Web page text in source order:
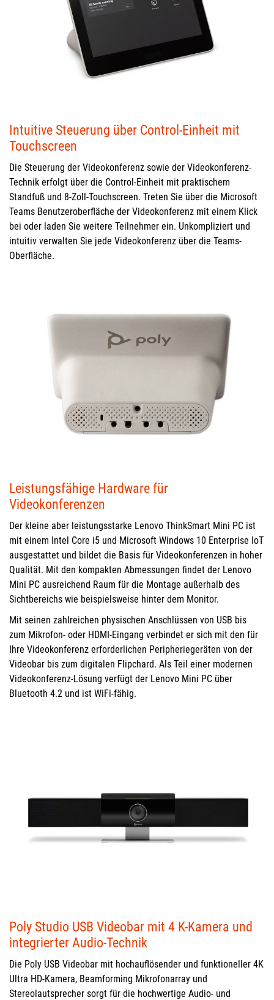
Intuitive Steuerung über Control-Einheit mit
Touchscreen
Die Steuerung der Videokonferenz sowie der Videokonferenz-
Technik erfolgt über die Control-Einheit mit praktischem
Standfuß und 8-Zoll-Touchscreen. Treten Sie über die Microsoft
Teams Benutzeroberfläche der Videokonferenz mit einem Klick
bei oder laden Sie weitere Teilnehmer ein. Unkompliziert und
intuitiv verwalten Sie jede Videokonferenz über die Teams-
Oberfläche.
Leistungsfähige Hardware für
Videokonferenzen
Der kleine aber leistungsstarke Lenovo ThinkSmart Mini PC ist
mit einem Intel Core i5 und Microsoft Windows 10 Enterprise IoT
ausgestattet und bildet die Basis für Videokonferenzen in hoher
Qualität. Mit den kompakten Abmessungen findet der Lenovo
Mini PC ausreichend Raum für die Montage außerhalb des
Sichtbereichs wie beispielsweise hinter dem Monitor.
Mit seinen zahlreichen physischen Anschlüssen von USB bis
zum Mikrofon- oder HDMI-Eingang verbindet er sich mit den für
Ihre Videokonferenz erforderlichen Peripheriegeräten von der
Videobar bis zum digitalen Flipchard. Als Teil einer modernen
Videokonferenz-Lösung verfügt der Lenovo Mini PC über
Bluetooth 4.2 und ist WiFi-fähig.
Poly Studio USB Videobar mit 4 K-Kamera und
integrierter Audio-Technik
Die Poly USB Videobar mit hochauflösender und funktioneller 4K
Ultra HD-Kamera, Beamforming Mikrofonarray und
Stereolautsprecher sorgt für die hochwertige Audio- und